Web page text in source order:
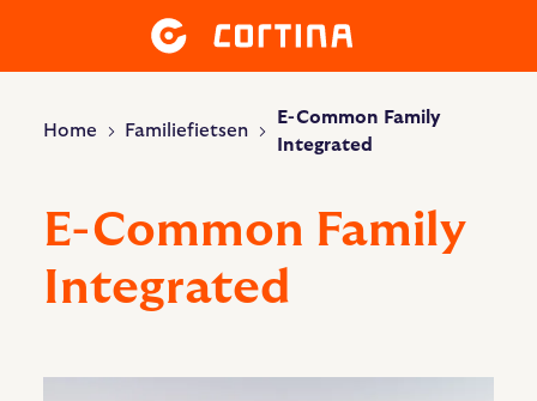
Home Familiefietsen
E-Common Family
Integrated
E-Common Family
Integrated